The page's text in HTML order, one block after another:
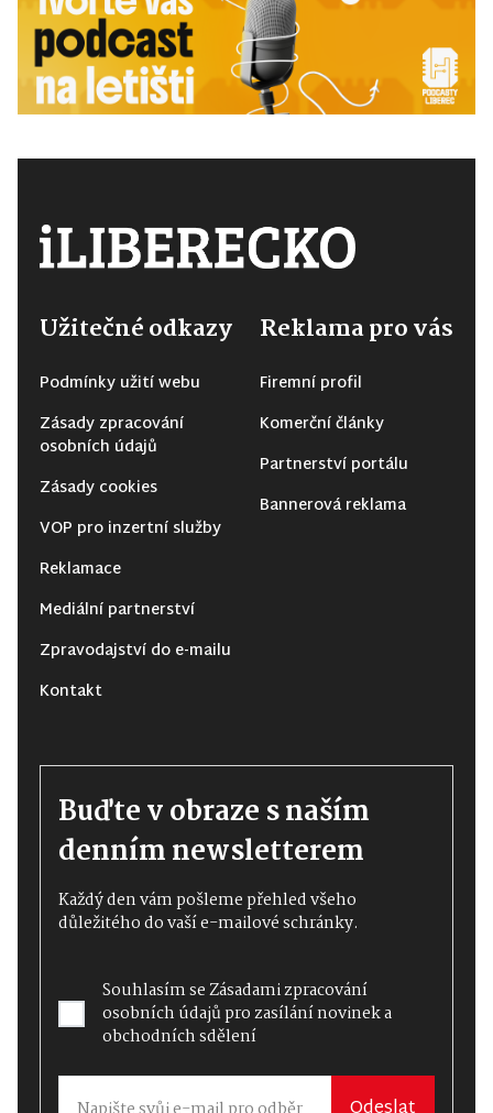
Užitečné odkazy
Podmínky užití webu
Zásady zpracování
osobních údajů
Zásady cookies
VOP pro inzertní služby
Reklamace
Mediální partnerství
Zpravodajství do e-mailu
Kontakt
Reklama pro vás
Firemní profil
Komerční články
Partnerství portálu
Bannerová reklama
Buďte v obraze s naším
denním newsletterem
Každý den vám pošleme přehled všeho
důležitého do vaší e-mailové schránky.
Souhlasím seZásadami zpracování
osobních údajůpro zasílání novinek a
obchodních sdělení